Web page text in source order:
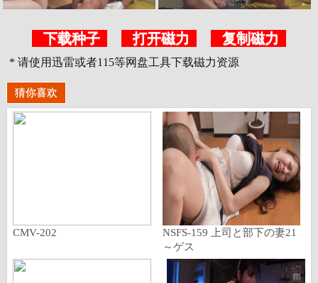
下载种子 打开磁力 复制磁力
* 请使用迅雷或者115等网盘工具下载磁力资源
猜你喜欢
CMV-202
NSFS-159 上司と部下の妻21
～ゲス